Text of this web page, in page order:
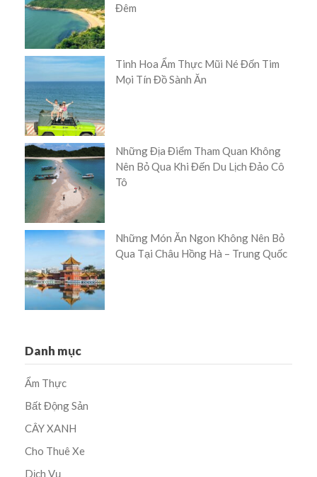
Đêm
Tinh Hoa Ẩm Thực Mũi Né Đốn Tim
Mọi Tín Đồ Sành Ăn
Những Địa Điểm Tham Quan Không
Nên Bỏ Qua Khi Đến Du Lịch Đảo Cô
Tô
Những Món Ăn Ngon Không Nên Bỏ
Qua Tại Châu Hồng Hà – Trung Quốc
Danh mục
Ẩm Thực
Bất Động Sản
CÂY XANH
Cho Thuê Xe
Dịch Vụ